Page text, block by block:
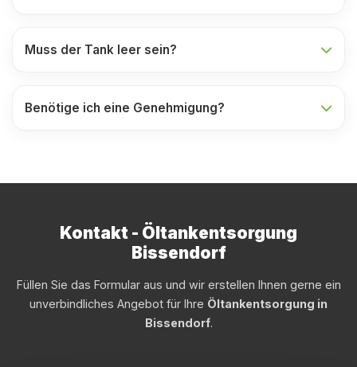
Muss der Tank leer sein?
Benötige ich eine Genehmigung?
Kontakt - Öltankentsorgung
Bissendorf
Füllen Sie das Formular aus und wir erstellen Ihnen gerne ein
unverbindliches Angebot für Ihre Öltankentsorgung in
Bissendorf.